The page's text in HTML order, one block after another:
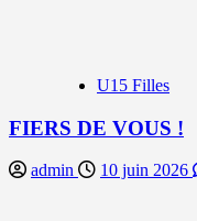
U15 Filles
FIERS DE VOUS !
admin 10 juin 2026